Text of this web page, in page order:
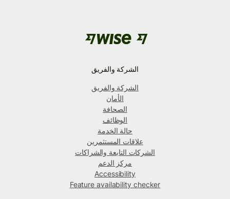
الشركة والفريق
الشركة والفريق
الأمان
الصحافة
الوظائف
حالة الخدمة
علاقات المستثمرين
الشركات التابعة والشراكات
مركز الدعم
Accessibility
Feature availability checker